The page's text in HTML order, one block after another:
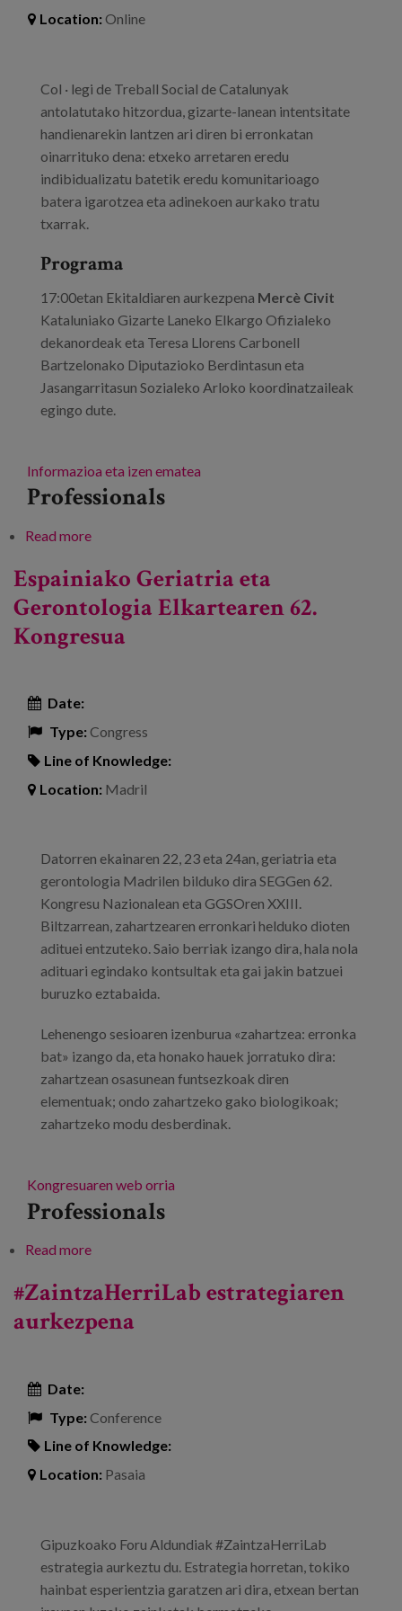
Location:Online
Col · legi de Treball Social de Catalunyak
antolatutako hitzordua, gizarte-lanean intentsitate
handienarekin lantzen ari diren bi erronkatan
oinarrituko dena: etxeko arretaren eredu
indibidualizatu batetik eredu komunitarioago
batera igarotzea eta adinekoen aurkako tratu
txarrak.
Programa
17:00etan Ekitaldiaren aurkezpena Mercè Civit
Kataluniako Gizarte Laneko Elkargo Ofizialeko
dekanordeak eta Teresa Llorens Carbonell
Bartzelonako Diputazioko Berdintasun eta
Jasangarritasun Sozialeko Arloko koordinatzaileak
egingo dute.
Informazioa eta izen ematea
Professionals
Read moreabout Gizarte lana eta adineko pertsonak
Espainiako Geriatria eta
Gerontologia Elkartearen 62.
Kongresua
Date:
Type:Congress
Line of Knowledge:
Location: Madril
Datorren ekainaren 22, 23 eta 24an, geriatria eta
gerontologia Madrilen bilduko dira SEGGen 62.
Kongresu Nazionalean eta GGSOren XXIII.
Biltzarrean, zahartzearen erronkari helduko dioten
adituei entzuteko. Saio berriak izango dira, hala nola
adituari egindako kontsultak eta gai jakin batzuei
buruzko eztabaida.
Lehenengo sesioaren izenburua «zahartzea: erronka
bat» izango da, eta honako hauek jorratuko dira:
zahartzean osasunean funtsezkoak diren
elementuak; ondo zahartzeko gako biologikoak;
zahartzeko modu desberdinak.
Kongresuaren web orria
Professionals
Read moreabout Espainiako Geriatria eta Gerontologia
#ZaintzaHerriLab estrategiaren
aurkezpena
Date:
Type:Conference
Line of Knowledge:
Location: Pasaia
Gipuzkoako Foru Aldundiak #ZaintzaHerriLab
estrategia aurkeztu du. Estrategia horretan, tokiko
hainbat esperientzia garatzen ari dira, etxean bertan